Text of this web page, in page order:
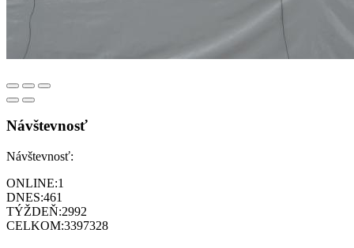
Návštevnosť
Návštevnosť:
ONLINE:1
DNES:461
TÝŽDEŇ:2992
CELKOM:3397328